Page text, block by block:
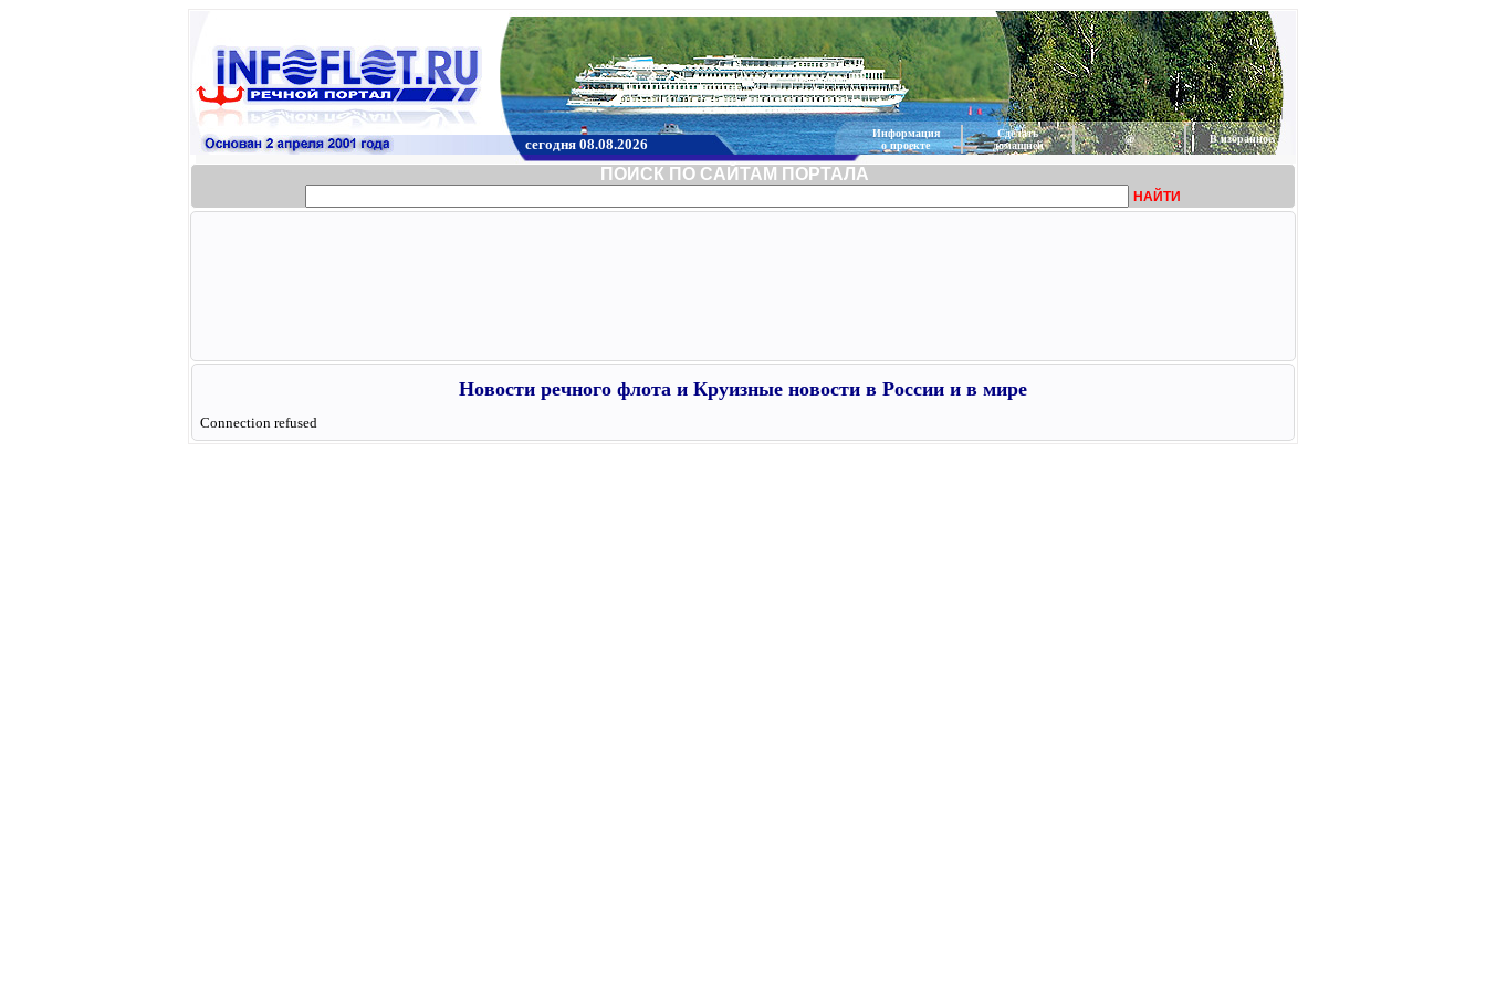
сегодня 08.08.2026
Информация
о проекте
Сделать
домашней
@ В избранное
ПОИСК ПО САЙТАМ ПОРТАЛА
НАЙТИ
Новости речного флота и Круизные новости в России и в мире
Connection refused